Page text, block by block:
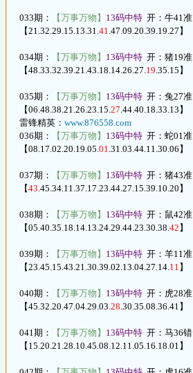
033期： 【万事万物】 13码中特 开：牛41准
【21.32.29.15.13.31.41.47.09.20.39.19.27】
034期： 【万事万物】 13码中特 开：猪19准
【48.33.32.39.21.43.18.14.26.27.19.35.15】
035期： 【万事万物】 13码中特 开：兔27准
【06.48.38.21.26.23.15.27.44.40.18.33.13】
雷锋精英： www.876558.com
036期：
【万事万物】 13码中特 开：蛇01准
【08.17.02.20.19.05.01.31.03.44.11.30.06】
037期： 【万事万物】 13码中特 开：猪43准
【43.45.34.11.37.17.23.44.27.15.39.10.20】
038期： 【万事万物】 13码中特 开：鼠42准
【05.40.35.18.14.13.24.29.44.23.30.38.42 】
039期： 【万事万物】 13码中特 开：羊11准
【23.45.15.43.21.30.39.02.13.04.27.14.11 】
040期： 【万事万物】 13码中特 开：虎28准
【45.32.20.47.04.29.03.28.30.35.08.36.41】
041期： 【万事万物】 13码中特 开：马36错
【15.20.21.28.10.45.08.12.11.05.16.18.01】